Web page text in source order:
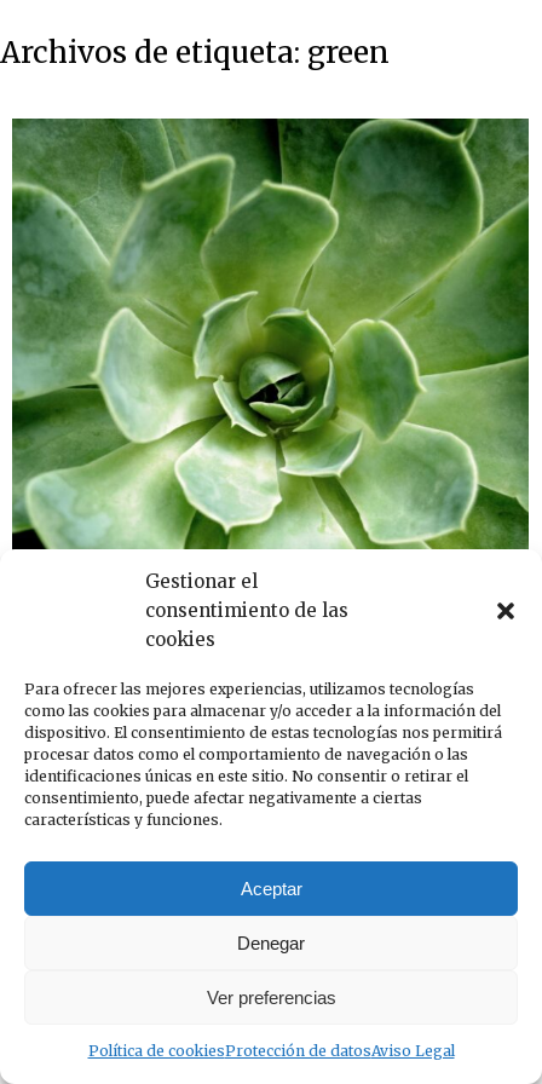
Gestionar el
consentimiento de las
cookies
Para ofrecer las mejores experiencias, utilizamos tecnologías
como las cookies para almacenar y/o acceder a la información del
dispositivo. El consentimiento de estas tecnologías nos permitirá
procesar datos como el comportamiento de navegación o las
identificaciones únicas en este sitio. No consentir o retirar el
consentimiento, puede afectar negativamente a ciertas
características y funciones.
Aceptar
Denegar
Ver preferencias
Política de cookiesProtección de datosAviso Legal
Archivos de etiqueta: green
Phasellus at magna elit tristique
lacinia of 2022
Events PorInfoCOAC
25 de diciembre de 2016
Deja un comentario
Vivamus nec purus vitae nec magna. Suspendisse
turpis urna, consectetur in vehicula quis risus.
Vestibulum eu sollicitudin mattis tortor velit sit